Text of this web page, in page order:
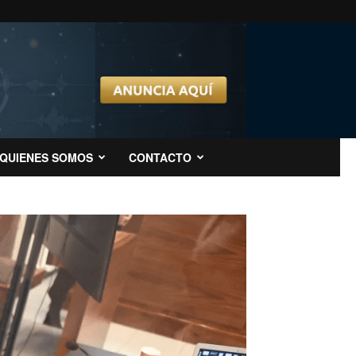
QUIENES SOMOS CONTACTO